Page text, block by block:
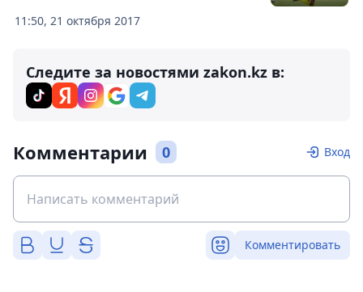
11:50, 21 октября 2017
Следите за новостями zakon.kz в:
Комментарии 0 Вход
Комментировать